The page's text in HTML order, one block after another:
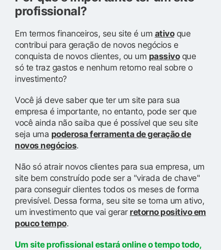
profissional?
Em termos financeiros, seu site é um ativoque
contribui para geração de novos negócios e
conquista de novos clientes, ou um passivoque
só te traz gastos e nenhum retorno real sobre o
investimento?
Você já deve saber que ter um site para sua
empresa é importante, no entanto, pode ser que
você ainda não saiba que é possível que seu site
seja uma poderosa ferramenta de geração de
novos negócios.
Não só atrair novos clientes para sua empresa, um
site bem construído pode ser a "virada de chave"
para conseguir clientes todos os meses de forma
previsível. Dessa forma, seu site se torna um ativo,
um investimento que vai gerar retorno positivo em
pouco tempo.
Um site profissional estará online o tempo todo,